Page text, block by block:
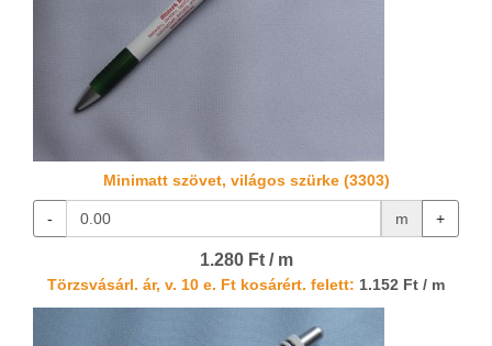
Minimatt szövet, világos szürke (3303)
- m +
1.280 Ft / m
Törzsvásárl. ár, v. 10 e. Ft kosárért. felett: 1.152 Ft / m